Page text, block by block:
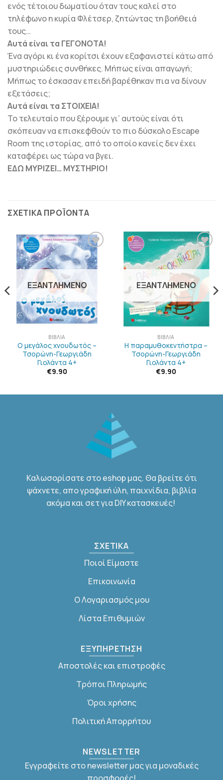
ενός τέτοιου δωματίου όταν τους καλεί στο
τηλέφωνο η κυρία Φλέτσερ, ζητώντας τη βοήθειά
τους…
Αυτά είναι τα ΓΕΓΟΝΟΤΑ!
Ένα αγόρι κι ένα κορίτσι έχουν εξαφανιστεί κάτω από
μυστηριώδεις συνθήκες. Μήπως είναι απαγωγή;
Μήπως το έσκασαν επειδή βαρέθηκαν πια να δίνουν
εξετάσεις;
Αυτά είναι τα ΣΤΟΙΧΕΙΑ!
Το τελευταίο που ξέρουμε γι’ αυτούς είναι ότι
σκόπευαν να επισκεφθούν το πιο δύσκολο Escape
Room της ιστορίας, από το οποίο κανείς δεν έχει
καταφέρει ως τώρα να βγει.
ΕΔΩ ΜΥΡΙΖΕΙ… ΜΥΣΤΗΡΙΟ!
ΣΧΕΤΙΚΆ ΠΡΟΪΌΝΤΑ
ΠΡΟΣΘΉΚΗ
ΣΤΗΝ
ΛΊΣΤΑ
ΕΠΙΘΥΜΙΏΝ
ΕΞΑΝΤΛΗΜΈΝΟ
ΒΙΒΛΊΑ
Ο μεγάλος χνουδωτός –
Τσορώνη-Γεωργιάδη
Γιολάντα 4+
€9.90
ΠΡΟΣΘΉΚΗ
ΣΤΗΝ
ΛΊΣΤΑ
ΕΠΙΘΥΜΙΏΝ
ΕΞΑΝΤΛΗΜΈΝΟ
ΒΙΒΛΊΑ
Η παραμυθοκεντήστρα –
Τσορώνη-Γεωργιάδη
Γιολάντα 4+
€9.90
Καλωσορίσατε στο eshop μας. Θα βρείτε ότι
ψάχνετε, απο γραφική ύλη, παιχνίδια, βιβλία
ακόμα και σετ για DIY κατασκευές!
ΣΧΕΤΙΚΑ
Ποιοί Είμαστε
Επικοινωνία
Ο Λογαριασμός μου
Λίστα Επιθυμιών
ΕΞΥΠΗΡΕΤΗΣΗ
Αποστολές και επιστροφές
Τρόποι Πληρωμής
Όροι χρήσης
Πολιτική Απορρήτου
NEWSLETTER
Εγγραφείτε στο newsletter μας για μοναδικές